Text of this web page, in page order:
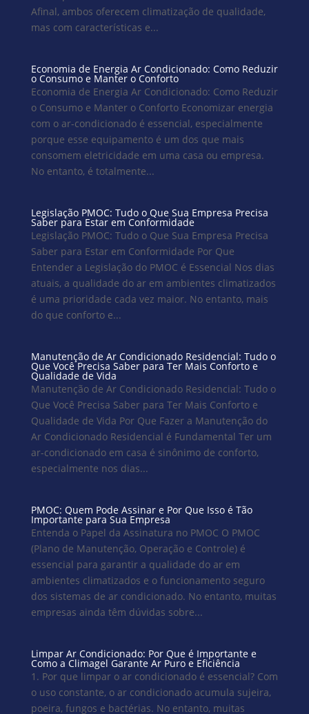
Afinal, ambos oferecem climatização de qualidade,
mas com características e...
Economia de Energia Ar Condicionado: Como Reduzir
o Consumo e Manter o Conforto
Economia de Energia Ar Condicionado: Como Reduzir
o Consumo e Manter o Conforto Economizar energia
com o ar-condicionado é essencial, especialmente
porque esse equipamento é um dos que mais
consomem eletricidade em uma casa ou empresa.
No entanto, é totalmente...
Legislação PMOC: Tudo o Que Sua Empresa Precisa
Saber para Estar em Conformidade
Legislação PMOC: Tudo o Que Sua Empresa Precisa
Saber para Estar em Conformidade Por Que
Entender a Legislação do PMOC é Essencial Nos dias
atuais, a qualidade do ar em ambientes climatizados
é uma prioridade cada vez maior. No entanto, mais
do que conforto e...
Manutenção de Ar Condicionado Residencial: Tudo o
Que Você Precisa Saber para Ter Mais Conforto e
Qualidade de Vida
Manutenção de Ar Condicionado Residencial: Tudo o
Que Você Precisa Saber para Ter Mais Conforto e
Qualidade de Vida Por Que Fazer a Manutenção do
Ar Condicionado Residencial é Fundamental Ter um
ar-condicionado em casa é sinônimo de conforto,
especialmente nos dias...
PMOC: Quem Pode Assinar e Por Que Isso é Tão
Importante para Sua Empresa
Entenda o Papel da Assinatura no PMOC O PMOC
(Plano de Manutenção, Operação e Controle) é
essencial para garantir a qualidade do ar em
ambientes climatizados e o funcionamento seguro
dos sistemas de ar condicionado. No entanto, muitas
empresas ainda têm dúvidas sobre...
Limpar Ar Condicionado: Por Que é Importante e
Como a Climagel Garante Ar Puro e Eficiência
1. Por que limpar o ar condicionado é essencial? Com
o uso constante, o ar condicionado acumula sujeira,
poeira, fungos e bactérias. No entanto, muitas